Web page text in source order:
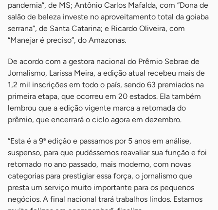
pandemia”, de MS; Antônio Carlos Mafalda, com “Dona de
salão de beleza investe no aproveitamento total da goiaba
serrana”, de Santa Catarina; e Ricardo Oliveira, com
“Manejar é preciso”, do Amazonas.
De acordo com a gestora nacional do Prêmio Sebrae de
Jornalismo, Larissa Meira, a edição atual recebeu mais de
1,2 mil inscrições em todo o país, sendo 63 premiados na
primeira etapa, que ocorreu em 20 estados. Ela também
lembrou que a edição vigente marca a retomada do
prêmio, que encerrará o ciclo agora em dezembro.
“Esta é a 9ª edição e passamos por 5 anos em análise,
suspenso, para que pudéssemos reavaliar sua função e foi
retomado no ano passado, mais moderno, com novas
categorias para prestigiar essa força, o jornalismo que
presta um serviço muito importante para os pequenos
negócios. A final nacional trará trabalhos lindos. Estamos